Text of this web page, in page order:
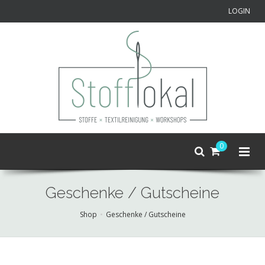
LOGIN
0
Geschenke / Gutscheine
Shop Geschenke / Gutscheine